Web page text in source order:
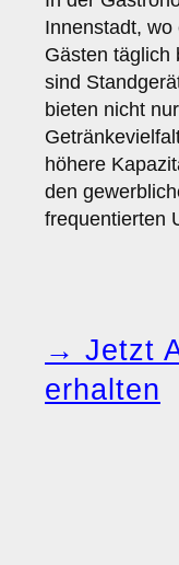
Innenstadt,
Gästen täglich
sind
bieten nicht
höhere
den
frequentierten
→ Jetzt
erhalten